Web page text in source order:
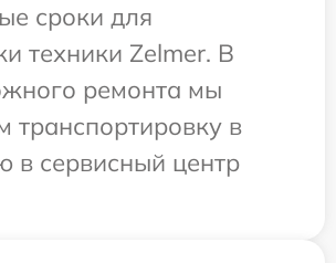
сроки для
техники Zelmer. В
ремонта мы
транспортировку в
в сервисный центр